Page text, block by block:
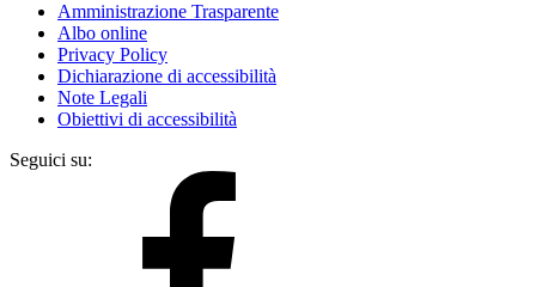
Amministrazione Trasparente
Albo online
Privacy Policy
Dichiarazione di accessibilità
Note Legali
Obiettivi di accessibilità
Seguici su: